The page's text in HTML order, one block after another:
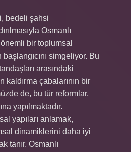
bedeli şahsi
Osmanlı
bir toplumsal
simgeliyor. Bu
arasındaki
kaldırma çabalarının bir
de, bu tür reformlar,
yapılmaktadır.
yapıları anlamak,
dinamiklerini daha iyi
tanır. Osmanlı